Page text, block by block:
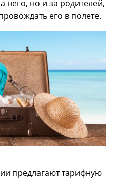
него, но и за родителей,
его в полете.
предлагают тарифную